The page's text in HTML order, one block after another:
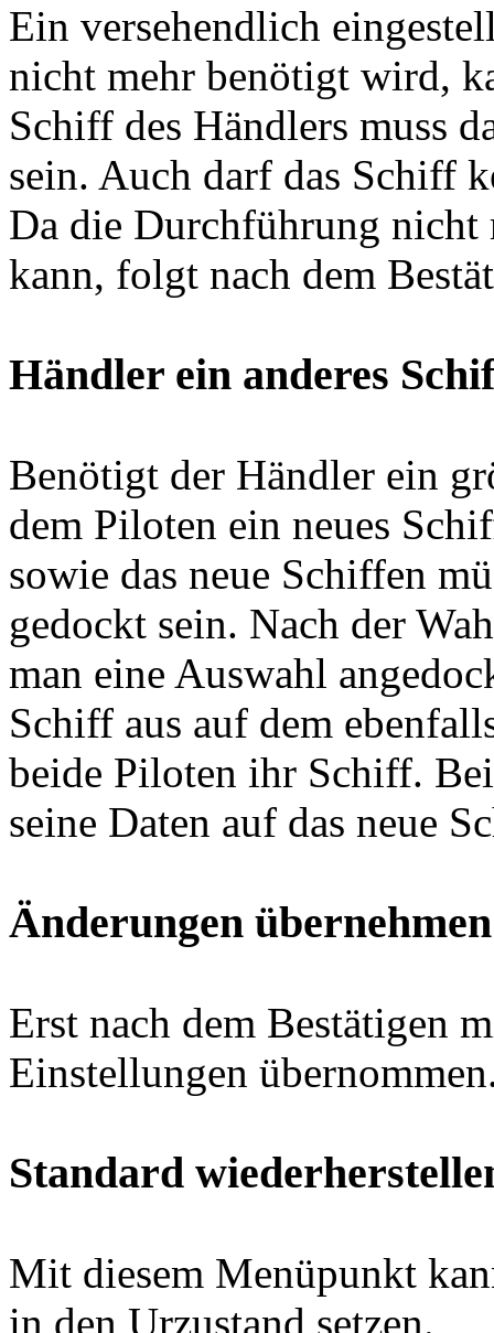
Ein versehendlich
nicht mehr benötigt wird,
Schiff des Händlers muss
sein. Auch darf das Schiff
Da die Durchführung nicht
kann, folgt nach dem
Händler ein anderes
Benötigt der Händler ein
dem Piloten ein neues
sowie das neue Schiffen
gedockt sein. Nach der
man eine Auswahl
Schiff aus auf dem
beide Piloten ihr Schiff.
seine Daten auf das neue
Änderungen übernehmen
Erst nach dem Bestätigen
Einstellungen
Standard
Mit diesem Menüpunkt
in den Urzustand setzen.